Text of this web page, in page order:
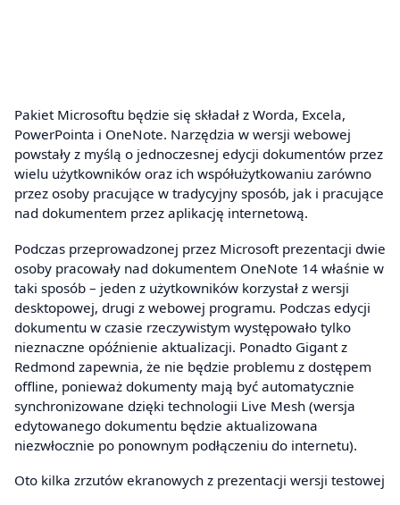
Pakiet Microsoftu będzie się składał z Worda, Excela,
PowerPointa i OneNote. Narzędzia w wersji webowej
powstały z myślą o jednoczesnej edycji dokumentów przez
wielu użytkowników oraz ich współużytkowaniu zarówno
przez osoby pracujące w tradycyjny sposób, jak i pracujące
nad dokumentem przez aplikację internetową.
Podczas przeprowadzonej przez Microsoft prezentacji dwie
osoby pracowały nad dokumentem OneNote 14 właśnie w
taki sposób – jeden z użytkowników korzystał z wersji
desktopowej, drugi z webowej programu. Podczas edycji
dokumentu w czasie rzeczywistym występowało tylko
nieznaczne opóźnienie aktualizacji. Ponadto Gigant z
Redmond zapewnia, że nie będzie problemu z dostępem
offline, ponieważ dokumenty mają być automatycznie
synchronizowane dzięki technologii Live Mesh (wersja
edytowanego dokumentu będzie aktualizowana
niezwłocznie po ponownym podłączeniu do internetu).
Oto kilka zrzutów ekranowych z prezentacji wersji testowej